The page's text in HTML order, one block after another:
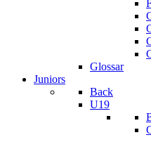
Glossar
Juniors
Back
U19